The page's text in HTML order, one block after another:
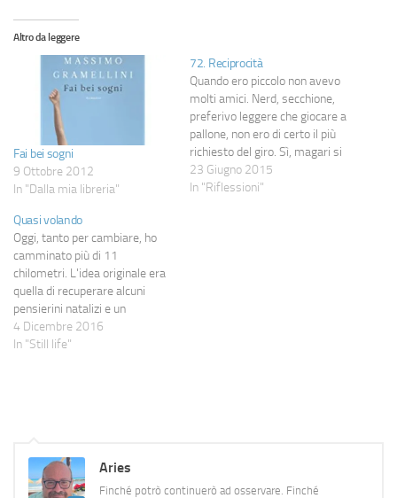
Altro da leggere
Fai bei sogni
9 Ottobre 2012
In "Dalla mia libreria"
72. Reciprocità
Quando ero piccolo non avevo
molti amici. Nerd, secchione,
preferivo leggere che giocare a
pallone, non ero di certo il più
richiesto del giro. Sì, magari si
poteva passare del tempo
insieme (soprattutto in estate,
23 Giugno 2015
In "Riflessioni"
Quasi volando
Oggi, tanto per cambiare, ho
camminato più di 11
chilometri. L'idea originale era
quella di recuperare alcuni
pensierini natalizi e un
panettone di qualità,
girovagare un po' e poi tornare
4 Dicembre 2016
In "Still life"
Aries
Finché potrò continuerò ad osservare. Finché